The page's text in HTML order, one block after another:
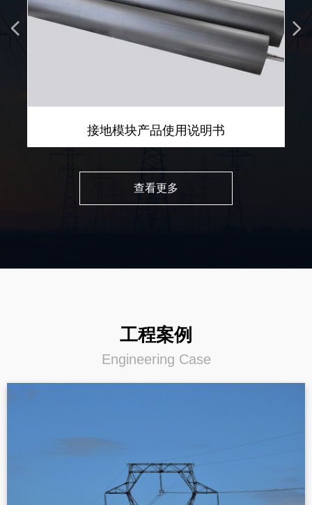
接地模块产品使用说明书
넳 넲
查看更多
工程案例
Engineering Case